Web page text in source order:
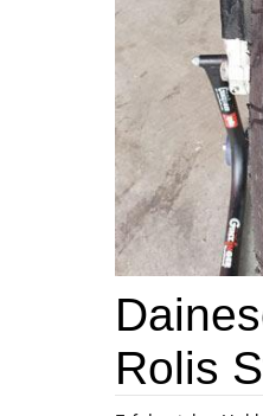
Rolis